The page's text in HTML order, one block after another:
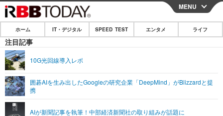
CLOSE
ホーム
IT・デジタル
ショッピング その他
SPEED TEST
エンタメ
MENU
ホーム IT・デジタル SPEED TEST エンタメ ライフ
注目記事
10G光回線導入レポ
囲碁AIを生み出したGoogleの研究企業「DeepMind」がBlizzardと提
携
AIが新聞記事を執筆！中部経済新聞社の取り組みが話題に